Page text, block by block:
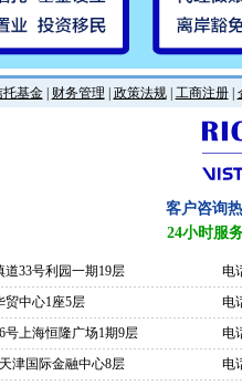
托基金| 财务管理 政策法规| 工商注册|
客户咨询
24小时服
道33号利园一期19层
电
贸中心1座5层
电
号上海恒隆广场1期9层
电
津国际金融中心8层
电